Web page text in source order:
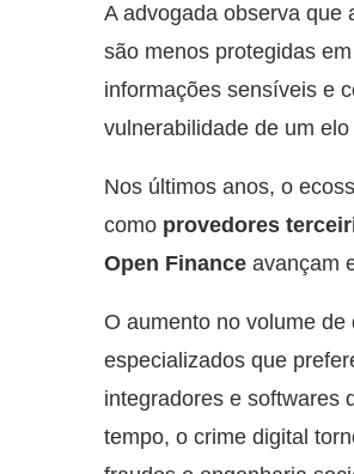
A advogada observa que
são menos protegidas
informações sensíveis e
vulnerabilidade de um
Nos últimos anos, o
como provedores
Open Finance avançam
O aumento no volume
especializados que
integradores e softwares
tempo, o crime digital